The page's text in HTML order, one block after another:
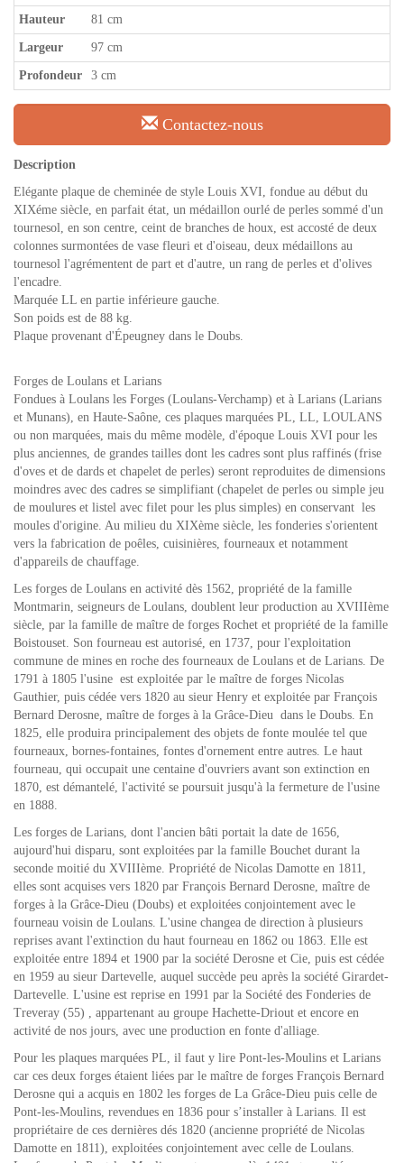
Hauteur 81 cm
Largeur 97 cm
Profondeur 3 cm
Contactez-nous
Description
Elégante plaque de cheminée de style Louis XVI, fondue au début du
XIXéme siècle, en parfait état, un médaillon ourlé de perles sommé d'un
tournesol, en son centre, ceint de branches de houx, est accosté de deux
colonnes surmontées de vase fleuri et d'oiseau, deux médaillons au
tournesol l'agrémentent de part et d'autre, un rang de perles et d'olives
l'encadre.
Marquée LL en partie inférieure gauche.
Son poids est de 88 kg.
Plaque provenant d'Épeugney dans le Doubs.
Forges de Loulans et Larians
Fondues à Loulans les Forges (Loulans-Verchamp) et à Larians (Larians
et Munans), en Haute-Saône, ces plaques marquées PL, LL, LOULANS
ou non marquées, mais du même modèle, d'époque Louis XVI pour les
plus anciennes, de grandes tailles dont les cadres sont plus raffinés (frise
d'oves et de dards et chapelet de perles) seront reproduites de dimensions
moindres avec des cadres se simplifiant (chapelet de perles ou simple jeu
de moulures et listel avec filet pour les plus simples) en conservant les
moules d'origine. Au milieu du XIXème siècle, les fonderies s'orientent
vers la fabrication de poêles, cuisinières, fourneaux et notamment
d'appareils de chauffage.
Les forges de Loulans en activité dès 1562, propriété de la famille
Montmarin, seigneurs de Loulans, doublent leur production au XVIIIème
siècle, par la famille de maître de forges Rochet et propriété de la famille
Boistouset. Son fourneau est autorisé, en 1737, pour l'exploitation
commune de mines en roche des fourneaux de Loulans et de Larians. De
1791 à 1805 l'usine est exploitée par le maître de forges Nicolas
Gauthier, puis cédée vers 1820 au sieur Henry et exploitée par François
Bernard Derosne, maître de forges à la Grâce-Dieu dans le Doubs. En
1825, elle produira principalement des objets de fonte moulée tel que
fourneaux, bornes-fontaines, fontes d'ornement entre autres. Le haut
fourneau, qui occupait une centaine d'ouvriers avant son extinction en
1870, est démantelé, l'activité se poursuit jusqu'à la fermeture de l'usine
en 1888.
Les forges de Larians, dont l'ancien bâti portait la date de 1656,
aujourd'hui disparu, sont exploitées par la famille Bouchet durant la
seconde moitié du XVIIIème. Propriété de Nicolas Damotte en 1811,
elles sont acquises vers 1820 par François Bernard Derosne, maître de
forges à la Grâce-Dieu (Doubs) et exploitées conjointement avec le
fourneau voisin de Loulans. L'usine changea de direction à plusieurs
reprises avant l'extinction du haut fourneau en 1862 ou 1863. Elle est
exploitée entre 1894 et 1900 par la société Derosne et Cie, puis est cédée
en 1959 au sieur Dartevelle, auquel succède peu après la société Girardet-
Dartevelle. L'usine est reprise en 1991 par la Société des Fonderies de
Treveray (55) , appartenant au groupe Hachette-Driout et encore en
activité de nos jours, avec une production en fonte d'alliage.
Pour les plaques marquées PL, il faut y lire Pont-les-Moulins et Larians
car ces deux forges étaient liées par le maître de forges François Bernard
Derosne qui a acquis en 1802 les forges de La Grâce-Dieu puis celle de
Pont-les-Moulins, revendues en 1836 pour s’installer à Larians. Il est
propriétaire de ces dernières dés 1820 (ancienne propriété de Nicolas
Damotte en 1811), exploitées conjointement avec celle de Loulans.